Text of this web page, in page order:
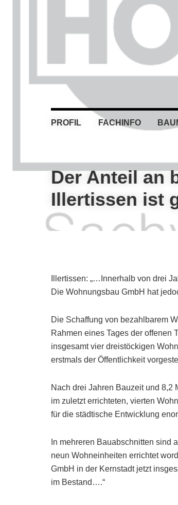
PROFIL FACHINFO
Der Anteil an
Illertissen ist
Illertissen: „…Innerhalb von drei
Die Wohnungsbau GmbH hat
Die Schaffung von bezahlbarem
Rahmen eines Tages der offenen
insgesamt vier dreistöckigen
erstmals der Öffentlichkeit
Nach drei Jahren Bauzeit und
im zuletzt errichteten, vierten
für die städtische Entwicklung
In mehreren Bauabschnitten sind
neun Wohneinheiten errichtet
GmbH in der Kernstadt jetzt
im Bestand….“